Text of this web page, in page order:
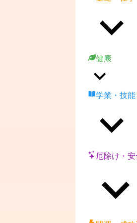
健康
学業・技能
厄除け・